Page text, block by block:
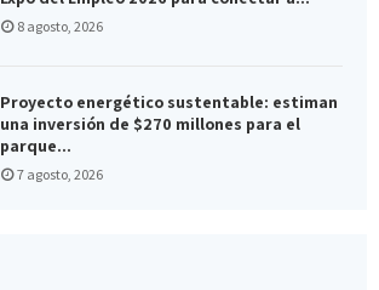
8 agosto, 2026
Proyecto energético sustentable: estiman
una inversión de $270 millones para el
parque...
7 agosto, 2026